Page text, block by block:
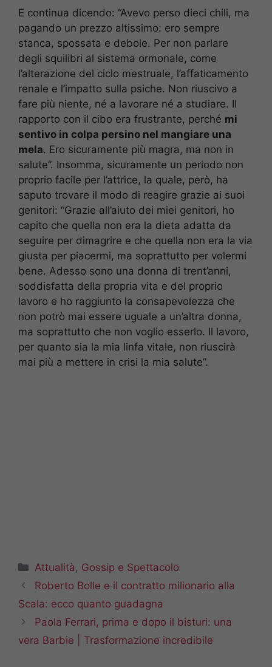
E continua dicendo: “Avevo perso dieci chili, ma
pagando un prezzo altissimo: ero sempre
stanca, spossata e debole. Per non parlare
degli squilibri al sistema ormonale, come
l’alterazione del ciclo mestruale, l’affaticamento
renale e l’impatto sulla psiche. Non riuscivo a
fare più niente, né a lavorare né a studiare. Il
rapporto con il cibo era frustrante, perché mi
sentivo in colpa persino nel mangiare una
mela. Ero sicuramente più magra, ma non in
salute”. Insomma, sicuramente un periodo non
proprio facile per l’attrice, la quale, però, ha
saputo trovare il modo di reagire grazie ai suoi
genitori: “Grazie all’aiuto dei miei genitori, ho
capito che quella non era la dieta adatta da
seguire per dimagrire e che quella non era la via
giusta per piacermi, ma soprattutto per volermi
bene. Adesso sono una donna di trent’anni,
soddisfatta della propria vita e del proprio
lavoro e ho raggiunto la consapevolezza che
non potrò mai essere uguale a un’altra donna,
ma soprattutto che non voglio esserlo. Il lavoro,
per quanto sia la mia linfa vitale, non riuscirà
mai più a mettere in crisi la mia salute”.
Categorie
Attualità , Gossip e Spettacolo
Roberto Bolle e il contratto milionario alla
Scala: ecco quanto guadagna
Paola Ferrari, prima e dopo il bisturi: una
vera Barbie | Trasformazione incredibile